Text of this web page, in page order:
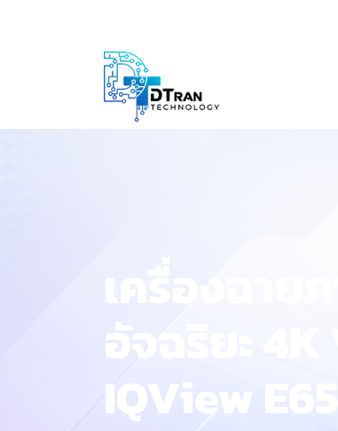
เครื่องฉา
อัจฉริยะ
IQView